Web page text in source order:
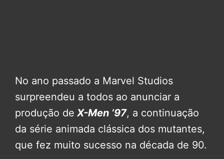
No ano passado a Marvel Studios
surpreendeu a todos ao anunciar a
produção de X-Men ’97, a continuação
da série animada clássica dos mutantes,
que fez muito sucesso na década de 90.